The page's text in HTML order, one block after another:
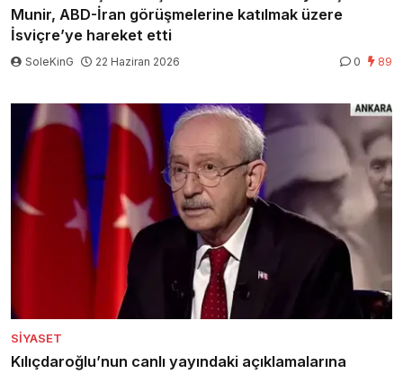
Munir, ABD-İran görüşmelerine katılmak üzere
İsviçre’ye hareket etti
SoleKinG 22 Haziran 2026 0 89
SIYASET
Kılıçdaroğlu’nun canlı yayındaki açıklamalarına